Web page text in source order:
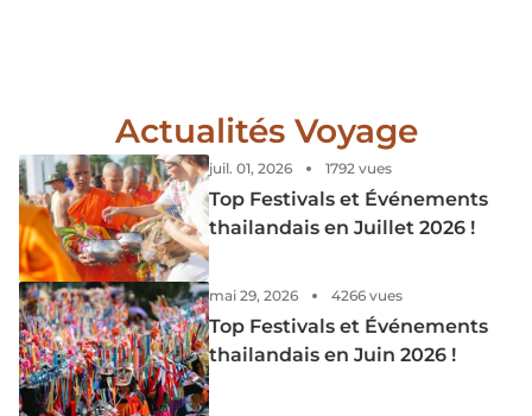
Actualités Voyage
juil. 01, 2026 1792 vues
Top Festivals et Événements
thailandais en Juillet 2026 !
mai 29, 2026 4266 vues
Top Festivals et Événements
thailandais en Juin 2026 !